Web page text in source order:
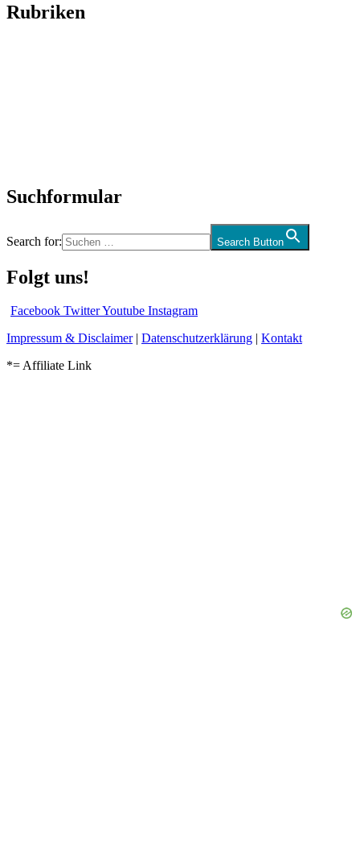
Rubriken
Suchformular
Search for: Search Button
Folgt uns!
Facebook TwitterYoutube Instagram
Impressum & Disclaimer| Datenschutzerklärung | Kontakt
*= Affiliate Link